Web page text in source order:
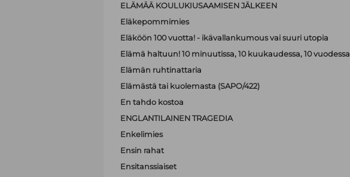
ELÄMÄÄ KOULUKIUSAAMISEN JÄLKEEN
Eläkepommimies
Eläköön 100 vuotta! - ikävallankumous vai suuri utopia
Elämä haltuun! 10 minuutissa, 10 kuukaudessa, 10 vuodessa
Elämän ruhtinattaria
Elämästä tai kuolemasta (SAPO/422)
En tahdo kostoa
ENGLANTILAINEN TRAGEDIA
Enkelimies
Ensin rahat
Ensitanssiaiset